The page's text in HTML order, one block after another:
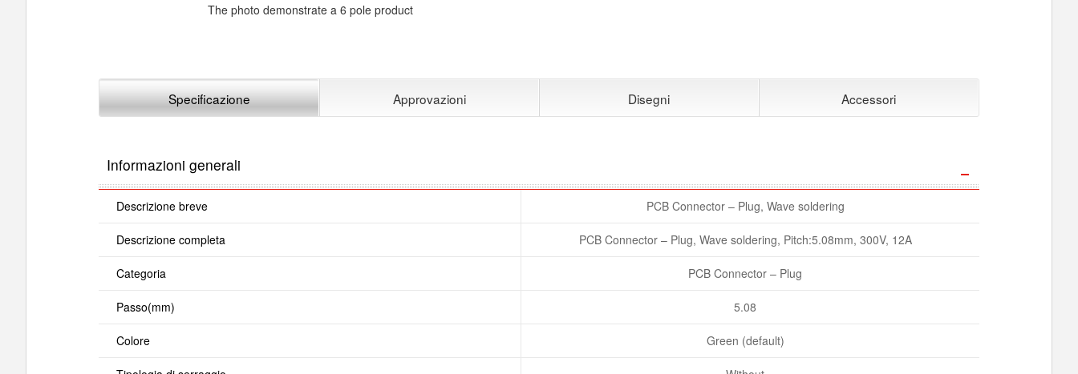
The photo demonstrate a 6 pole product
Specificazione Approvazioni Disegni Accessori
Informazioni generali
Descrizione breve PCB Connector – Plug, Wave soldering
Descrizione completa PCB Connector – Plug, Wave soldering, Pitch:5.08mm, 300V, 12A
Categoria PCB Connector – Plug
Passo(mm) 5.08
Colore Green (default)